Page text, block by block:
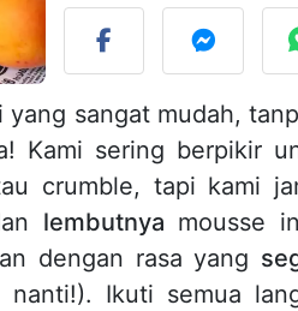
yang sangat mudah,
Kami sering berpikir
crumble, tapi kami
lembutnya mousse
dengan rasa yang
Ikuti semua